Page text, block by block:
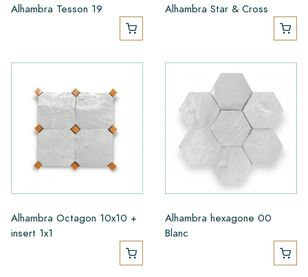
Alhambra Tesson 19 Alhambra Star & Cross
Alhambra Octagon 10x10 +
insert 1x1
Alhambra hexagone 00
Blanc